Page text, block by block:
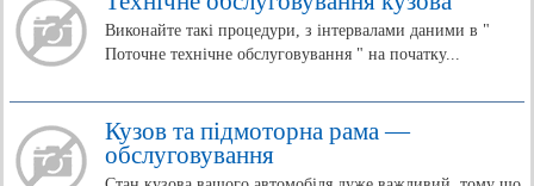
Виконайте такі процедури, з інтервалами даними в "
Поточне технічне обслуговування " на початку...
Кузов та підмоторна рама —
обслуговування